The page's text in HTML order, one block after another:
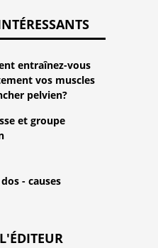
entraînez-vous
vos muscles
pelvien?
et groupe
- causes